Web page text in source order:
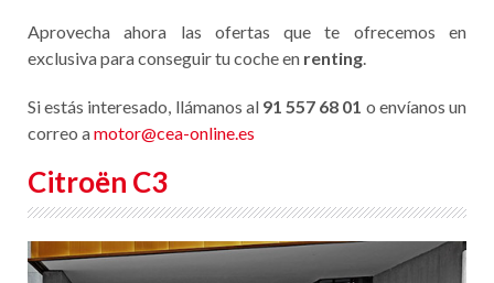
Aprovecha ahora las ofertas que te ofrecemos en
exclusiva para conseguir tu coche en renting.
Si estás interesado, llámanos al 91 557 68 01 o envíanos un
correo amotor@cea-online.es
Citroën C3